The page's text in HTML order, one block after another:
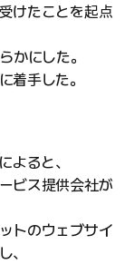
けたことを起点
かにした。
着手した。
よると、
ビス提供会社が
トのウェブサイ
、